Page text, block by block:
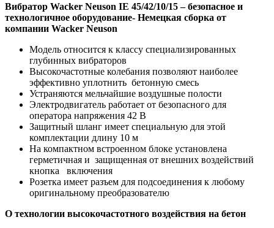
Вибратор Wacker Neuson IE 45/42/10/15 – безопасное и
технологичное оборудование- Немецкая сборка от
компании Wacker Neuson
Модель относится к классу специализированных
глубинных вибраторов
Высокочастотные колебания позволяют наиболее
эффективно уплотнить бетонную смесь
Устраняются мельчайшие воздушные полости
Электродвигатель работает от безопасного для
оператора напряжения 42 В
Защитный шланг имеет специальную для этой
комплектации длину 10 м
На компактном встроенном блоке установлена
герметичная и защищенная от внешних воздействий
кнопка включения
Розетка имеет разъем для подсоединения к любому
оригинальному преобразователю
О технологии высокочастотного воздействия на бетон